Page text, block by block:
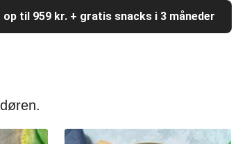
op til 959 kr. + gratis snacks i 3 måneder